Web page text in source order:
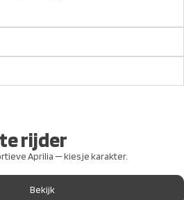
rijder
Aprilia — kies je karakter.
Bekijk